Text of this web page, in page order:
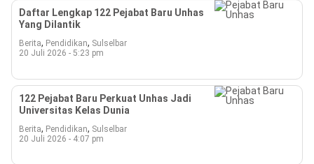
Daftar Lengkap 122 Pejabat Baru Unhas
Yang Dilantik
Berita, Pendidikan, Sulselbar
20 Juli 2026 - 5:23 pm
122 Pejabat Baru Perkuat Unhas Jadi
Universitas Kelas Dunia
Berita, Pendidikan, Sulselbar
20 Juli 2026 - 4:07 pm